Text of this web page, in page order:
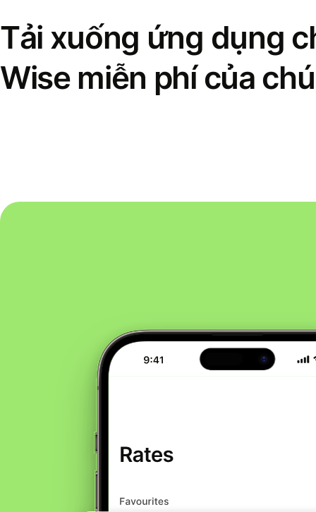
Tải xuống ứng dụng
Wise miễn phí của